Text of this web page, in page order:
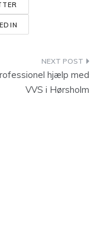
hjælp med
VVS i Hørsholm